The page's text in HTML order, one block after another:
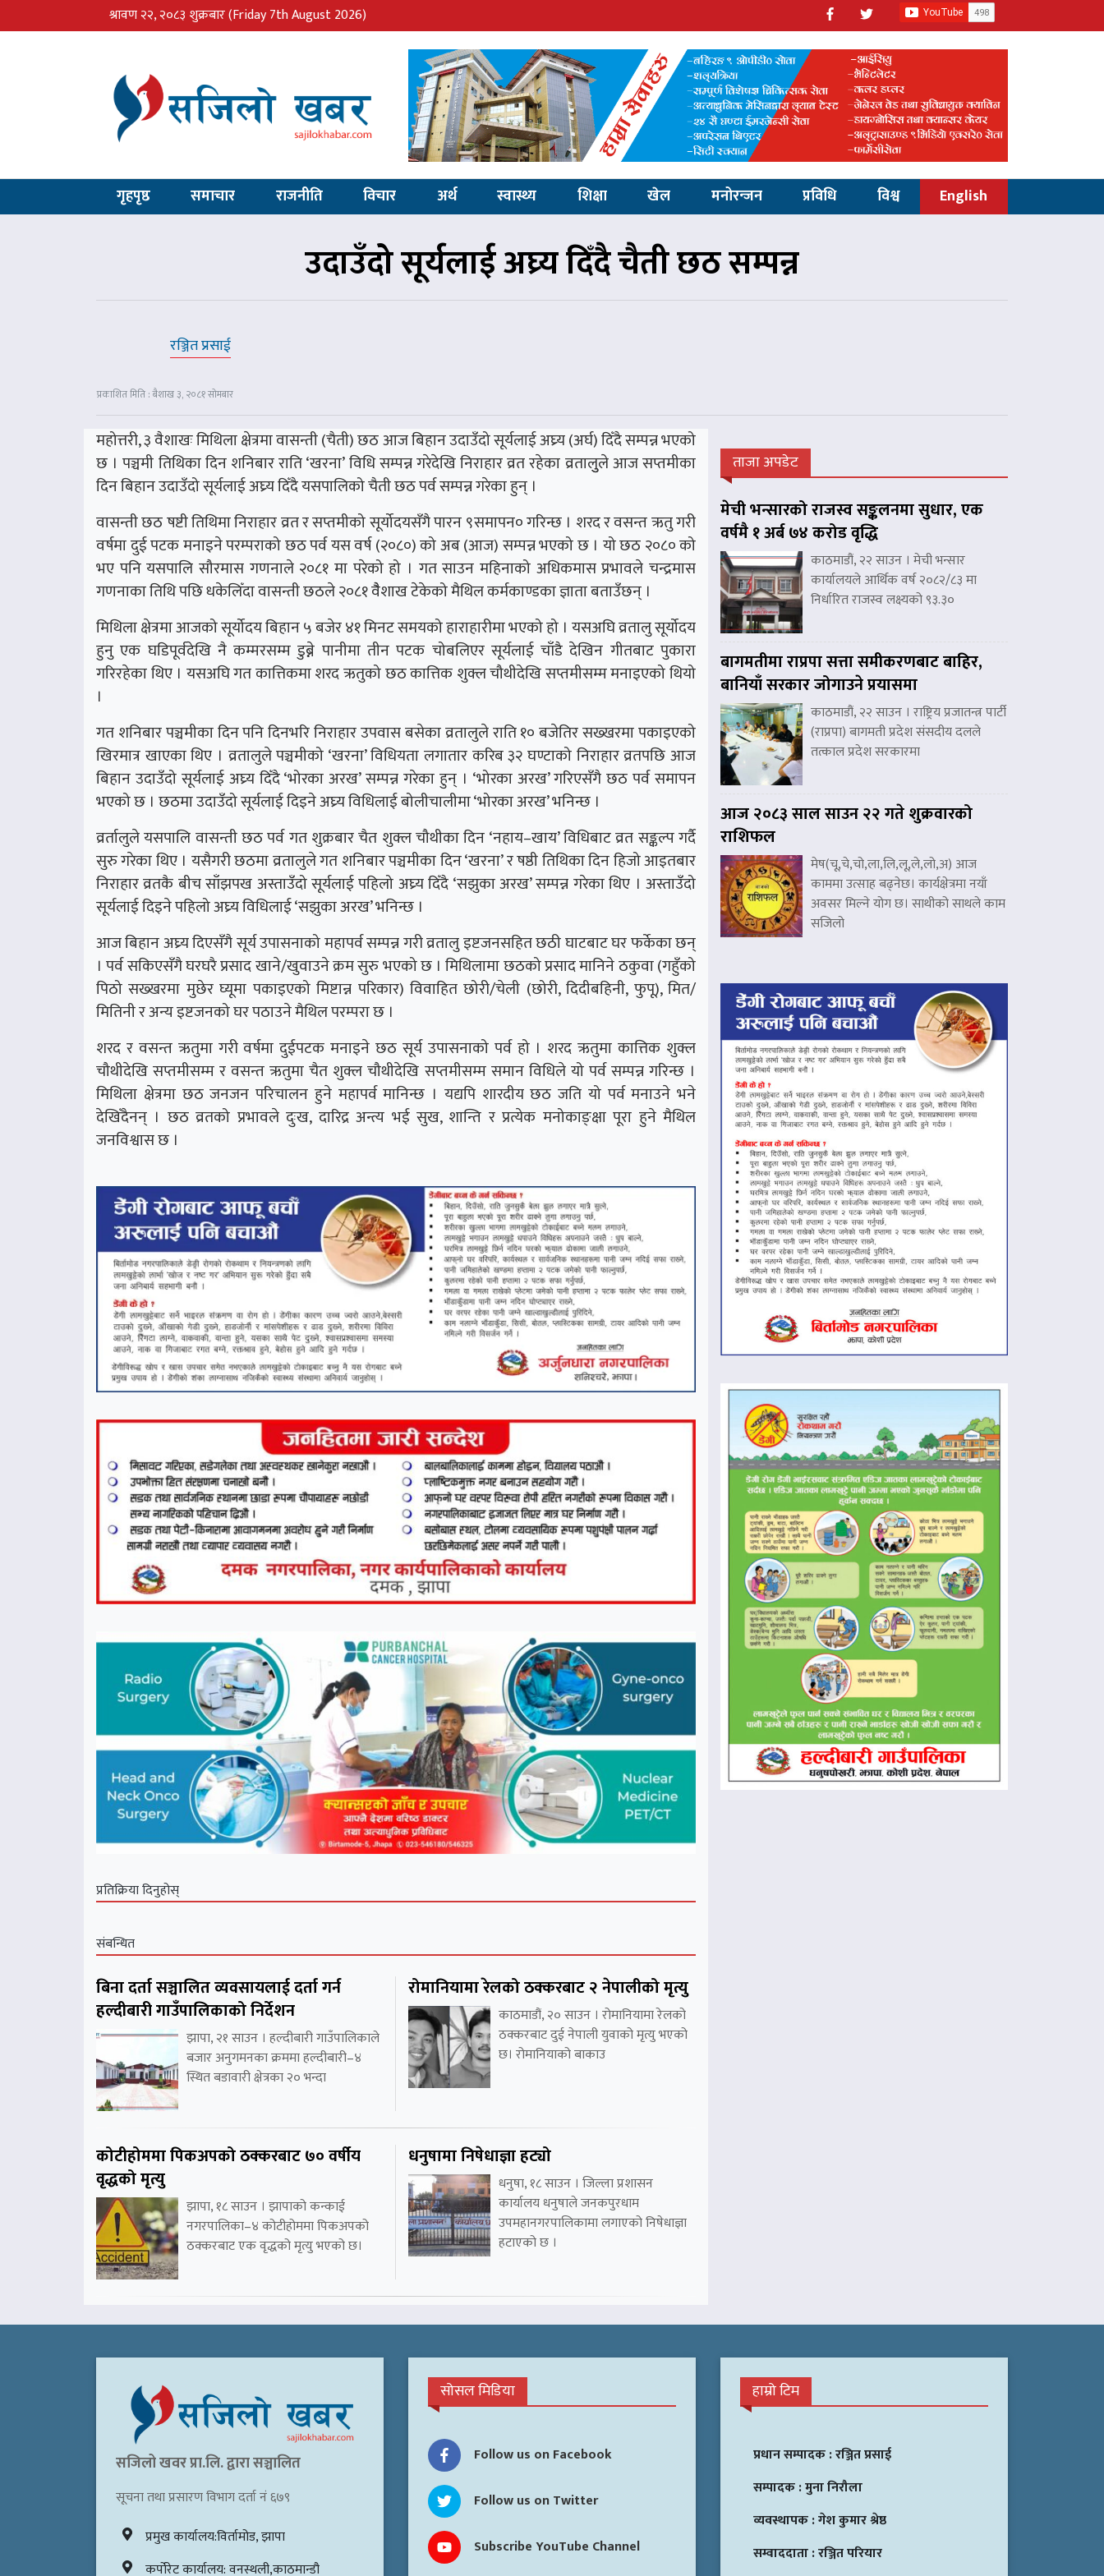
श्रावण २२, २०८३ शुक्रबार(Friday 7th August 2026)
गृहपृष्ठ समाचार राजनीति विचार अर्थ स्वास्थ्य शिक्षा खेल मनोरन्जन प्रविधि विश्व English
उदाउँदो सूर्यलाई अघ्र्य दिँदै चैती छठ सम्पन्न
रञ्जित प्रसाई
प्रकाशित मिति : बैशाख ३, २०८१ सोमबार
महोत्तरी, ३ वैशाखः मिथिला क्षेत्रमा वासन्ती (चैती) छठ आज बिहान उदाउँदो सूर्यलाई अघ्र्य (अर्घ) दिँदै सम्पन्न भएको
छ । पञ्चमी तिथिका दिन शनिबार राति ‘खरना’ विधि सम्पन्न गरेदेखि निराहार व्रत रहेका व्रतालुुले आज सप्तमीका
दिन बिहान उदाउँदो सूर्यलाई अघ्र्य दिँदै यसपालिको चैती छठ पर्व सम्पन्न गरेका हुन् ।
वासन्ती छठ षष्टी तिथिमा निराहार व्रत र सप्तमीको सूर्योदयसँगै पारन ९समापन० गरिन्छ । शरद र वसन्त ऋतु गरी
वर्षमा दुई पटक मनाइने परम्पराको छठ पर्व यस वर्ष (२०८०) को अब (आज) सम्पन्न भएको छ । यो छठ २०८० को
भए पनि यसपालि सौरमास गणनाले २०८१ मा परेको हो । गत साउन महिनाको अधिकमास प्रभावले चन्द्रमास
गणनाका तिथि पछि धकेलिँदा वासन्ती छठले २०८१ वैैशाख टेकेको मैथिल कर्मकाण्डका ज्ञाता बताउँछन् ।
मिथिला क्षेत्रमा आजको सूर्योदय बिहान ५ बजेर ४१ मिनट समयको हाराहारीमा भएको हो । यसअघि व्रतालु सूर्योदय
हुनु एक घडिपूर्वदेखि नै कम्मरसम्म डुब्ने पानीमा तीन पटक चोबलिएर सूर्यलाई चाँडै देखिन गीतबाट पुकारा
गरिरहेका थिए । यसअघि गत कात्तिकमा शरद ऋतुको छठ कात्तिक शुक्ल चौथीदेखि सप्तमीसम्म मनाइएको थियो
।
गत शनिबार पञ्चमीका दिन पनि दिनभरि निराहार उपवास बसेका व्रतालुले राति १० बजेतिर सख्खरमा पकाइएको
खिरमात्र खाएका थिए । व्रतालुले पञ्चमीको ‘खरना’ विधियता लगातार करिब ३२ घण्टाको निराहार व्रतपछि आज
बिहान उदाउँदो सूर्यलाई अघ्र्य दिँदै ‘भोरका अरख’ सम्पन्न गरेका हुन् । ‘भोरका अरख’ गरिएसँगै छठ पर्व समापन
भएको छ । छठमा उदाउँदो सूर्यलाई दिइने अघ्र्य विधिलाई बोलीचालीमा ‘भोरका अरख’ भनिन्छ ।
व्रर्तालुले यसपालि वासन्ती छठ पर्व गत शुक्रबार चैत शुक्ल चौथीका दिन ‘नहाय–खाय’ विधिबाट व्रत सङ्कल्प गर्दै
सुरु गरेका थिए । यसैगरी छठमा व्रतालुले गत शनिबार पञ्चमीका दिन ‘खरना’ र षष्ठी तिथिका दिन हिजो आइतबार
निराहार व्रतकै बीच साँझपख अस्ताउँदो सूर्यलाई पहिलो अघ्र्य दिँदै ‘सझुका अरख’ सम्पन्न गरेका थिए । अस्ताउँदो
सूर्यलाई दिइने पहिलो अघ्र्य विधिलाई ‘सझुका अरख’ भनिन्छ ।
आज बिहान अघ्र्य दिएसँगै सूर्य उपासनाको महापर्व सम्पन्न गरी व्रतालु इष्टजनसहित छठी घाटबाट घर फर्केका छन्
। पर्व सकिएसँगै घरघरै प्रसाद खाने/खुवाउने क्रम सुरु भएको छ । मिथिलामा छठको प्रसाद मानिने ठकुवा (गहुँको
पिठो सख्खरमा मुछेर घ्यूमा पकाइएको मिष्टान्न परिकार) विवाहित छोरी/चेली (छोरी, दिदीबहिनी, फुपू), मित/
मितिनी र अन्य इष्टजनको घर पठाउने मैथिल परम्परा छ ।
शरद र वसन्त ऋतुमा गरी वर्षमा दुईपटक मनाइने छठ सूर्य उपासनाको पर्व हो । शरद ऋतुमा कात्तिक शुक्ल
चौथीदेखि सप्तमीसम्म र वसन्त ऋतुमा चैत शुक्ल चौथीदेखि सप्तमीसम्म समान विधिले यो पर्व सम्पन्न गरिन्छ ।
मिथिला क्षेत्रमा छठ जनजन परिचालन हुने महापर्व मानिन्छ । यद्यपि शारदीय छठ जति यो पर्व मनाउने भने
देखिँदैनन् । छठ व्रतको प्रभावले दुःख, दारिद्र अन्त्य भई सुख, शान्ति र प्रत्येक मनोकाङ्क्षा पूरा हुने मैथिल
जनविश्वास छ ।
प्रतिक्रिया दिनुहोस्
संबन्धित
बिना दर्ता सञ्चालित व्यवसायलाई दर्ता गर्न
हल्दीबारी गाउँपालिकाको निर्देशन
झापा, २१ साउन । हल्दीबारी गाउँपालिकाले
बजार अनुगमनका क्रममा हल्दीबारी–४
स्थित बडावारी क्षेत्रका २० भन्दा
रोमानियामा रेलको ठक्करबाट २ नेपालीको मृत्यु
काठमाडौं, २० साउन । रोमानियामा रेलको
ठक्करबाट दुई नेपाली युवाको मृत्यु भएको
छ। रोमानियाको बाकाउ
कोटीहोममा पिकअपको ठक्करबाट ७० वर्षीय
वृद्धको मृत्यु
झापा, १८ साउन । झापाको कन्काई
नगरपालिका–४ कोटीहोममा पिकअपको
ठक्करबाट एक वृद्धको मृत्यु भएको छ।
धनुषामा निषेधाज्ञा हट्यो
धनुषा, १८ साउन । जिल्ला प्रशासन
कार्यालय धनुषाले जनकपुरधाम
उपमहानगरपालिकामा लगाएको निषेधाज्ञा
हटाएको छ ।
ताजा अपडेट
मेची भन्सारको राजस्व सङ्कलनमा सुधार, एक
वर्षमै १ अर्ब ७४ करोड वृद्धि
काठमाडौं, २२ साउन । मेची भन्सार
कार्यालयले आर्थिक वर्ष २०८२/८३ मा
निर्धारित राजस्व लक्ष्यको ९३.३०
बागमतीमा राप्रपा सत्ता समीकरणबाट बाहिर,
बानियाँ सरकार जोगाउने प्रयासमा
काठमाडौं, २२ साउन । राष्ट्रिय प्रजातन्त्र पार्टी
(राप्रपा) बागमती प्रदेश संसदीय दलले
तत्काल प्रदेश सरकारमा
आज २०८३ साल साउन २२ गते शुक्रवारको
राशिफल
मेष(चू,चे,चो,ला,लि,लू,ले,लो,अ) आज
काममा उत्साह बढ्नेछ। कार्यक्षेत्रमा नयाँ
अवसर मिल्ने योग छ। साथीको साथले काम
सजिलो
सजिलो खवर प्रा.लि. द्वारा सञ्चालित
सूचना तथा प्रसारण विभाग दर्ता नं ६७९
प्रमुख कार्यालय:विर्तामोड, झापा
कर्पोरेट कार्यालय: वनस्थली,काठमान्डौ
सोसल मिडिया
Follow us on Facebook
Follow us on Twitter
Subscribe YouTube Channel
हाम्रो टिम
प्रधान सम्पादक :रञ्जित प्रसाई
सम्पादक :मुना निरौला
व्यवस्थापक :गेश कुमार श्रेष्ठ
सम्वाददाता :रञ्जित परियार